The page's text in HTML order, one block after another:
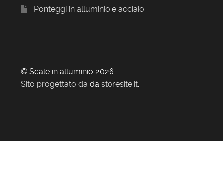
Ponteggi in alluminio e acciaio
© Scale in alluminio 2026
Sito progettato da da storesite.it.